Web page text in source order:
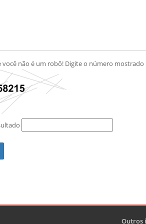
você não é um robô! Digite o número mostrado
Outros